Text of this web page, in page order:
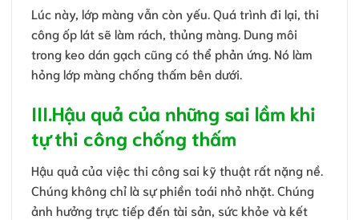
Lúc này, lớp màng vẫn còn yếu. Quá trình đi lại, thi
công ốp lát sẽ làm rách, thủng màng. Dung môi
trong keo dán gạch cũng có thể phản ứng. Nó làm
hỏng lớp màng chống thấm bên dưới.
III.Hậu quả của những sai lầm khi
tự thi công chống thấm
Hậu quả của việc thi công sai kỹ thuật rất nặng nề.
Chúng không chỉ là sự phiền toái nhỏ nhặt. Chúng
ảnh hưởng trực tiếp đến tài sản, sức khỏe và kết